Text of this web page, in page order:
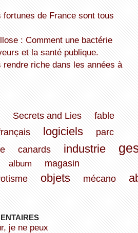
et la santé publique.
Secrets and Lies
fable
logiciels
parc
canards industrie
album
magasin
objets mécano